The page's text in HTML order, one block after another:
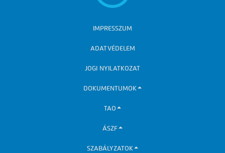
IMPRESSZUM
ADATVÉDELEM
JOGI NYILATKOZAT
DOKUMENTUMOK
TAO
ÁSZF
SZABÁLYZATOK